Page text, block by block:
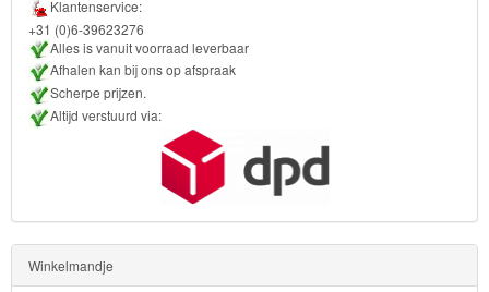
Bob
de
bouwer
SpongeBob
Skylanders
Klantenservice:
+31 (0)6-39623276
Alles is vanuit voorraad leverbaar
Afhalen kan bij ons op afspraak
Scherpe prijzen.
Altijd verstuurd via:
Winkelmandje